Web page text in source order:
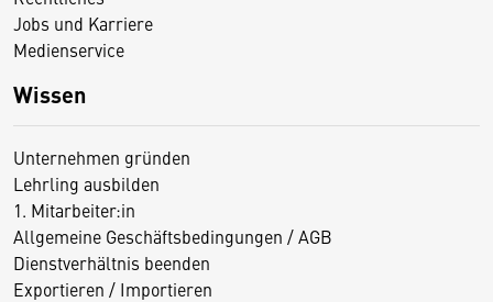
Jobs und Karriere
Medienservice
Wissen
Unternehmen gründen
Lehrling ausbilden
1. Mitarbeiter:in
Allgemeine Geschäftsbedingungen / AGB
Dienstverhältnis beenden
Exportieren / Importieren